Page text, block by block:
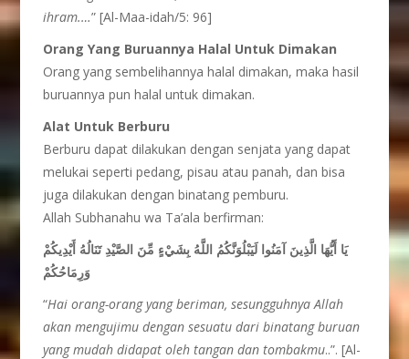
ihram.…” [Al-Maa-idah/5: 96]
Orang Yang Buruannya Halal Untuk Dimakan
Orang yang sembelihannya halal dimakan, maka hasil
buruannya pun halal untuk dimakan.
Alat Untuk Berburu
Berburu dapat dilakukan dengan senjata yang dapat
melukai seperti pedang, pisau atau panah, dan bisa
juga dilakukan dengan binatang pemburu.
Allah Subhanahu wa Ta’ala berfirman:
يَا أَيُّهَا الَّذِينَ آمَنُوا لَيَبْلُوَنَّكُمُ اللَّهُ بِشَيْءٍ مِّنَ الصَّيْدِ تَنَالُهُ أَيْدِيكُمْ
وَرِمَاحُكُمْ
“Hai orang-orang yang beriman, sesungguhnya Allah
akan mengujimu dengan sesuatu dari binatang buruan
yang mudah didapat oleh tangan dan tombakmu..”. [Al-